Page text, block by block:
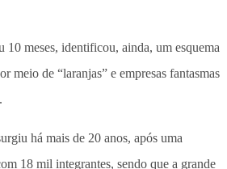
10 meses, identificou, ainda, um esquema
meio de “laranjas” e empresas fantasmas
há mais de 20 anos, após uma
18 mil integrantes, sendo que a grande